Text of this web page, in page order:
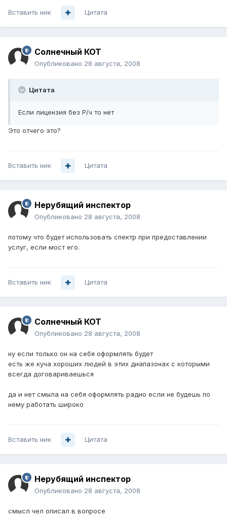
Вставить ник Цитата
Солнечный КОТ
Опубликовано 28 августа, 2008
Цитата
Если лицензия без Р/ч то нет
Это отчего это?
Вставить ник Цитата
Нерубящий инспектор
Опубликовано 28 августа, 2008
потому что будет использовать спектр при предоставлении
услуг, если мост его.
Вставить ник Цитата
Солнечный КОТ
Опубликовано 28 августа, 2008
ну если только он на себя оформлять будет
есть же куча хороших людей в этих диапазонах с которыми
всегда договариваешься
да и нет смыла на себя оформлять радио если не будешь по
нему работать широко
Вставить ник Цитата
Нерубящий инспектор
Опубликовано 28 августа, 2008
смысл чел описал в вопросе